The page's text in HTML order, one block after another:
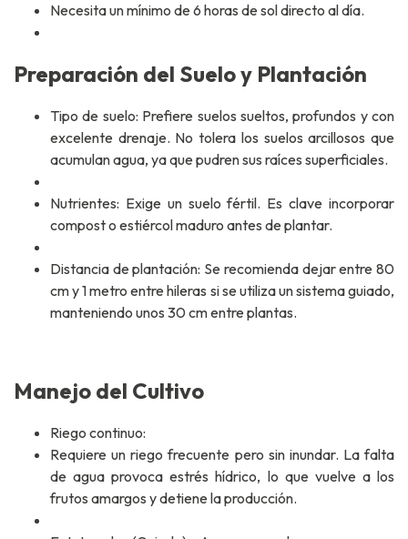
Necesita un mínimo de 6 horas de sol directo al día.
Preparación del Suelo y Plantación
Tipo de suelo: Prefiere suelos sueltos, profundos y con
excelente drenaje. No tolera los suelos arcillosos que
acumulan agua, ya que pudren sus raíces superficiales.
Nutrientes: Exige un suelo fértil. Es clave incorporar
compost o estiércol maduro antes de plantar.
Distancia de plantación: Se recomienda dejar entre 80
cm y 1 metro entre hileras si se utiliza un sistema guiado,
manteniendo unos 30 cm entre plantas.
Manejo del Cultivo
Riego continuo:
Requiere un riego frecuente pero sin inundar. La falta
de agua provoca estrés hídrico, lo que vuelve a los
frutos amargos y detiene la producción.